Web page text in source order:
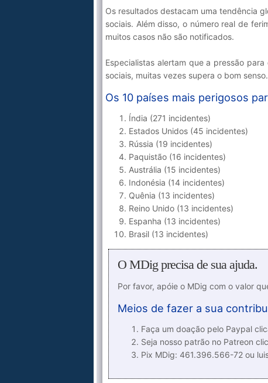
Os resultados destacam uma tendência
sociais. Além disso, o número real de
muitos casos não são notificados.
Especialistas alertam que a pressão
sociais, muitas vezes supera o bom
Os 10 países mais perigosos
Índia (271 incidentes)
Estados Unidos (45 incidentes)
Rússia (19 incidentes)
Paquistão (16 incidentes)
Austrália (15 incidentes)
Indonésia (14 incidentes)
Quênia (13 incidentes)
Reino Unido (13 incidentes)
Espanha (13 incidentes)
Brasil (13 incidentes)
O MDig precisa de sua ajuda.
Por favor, apóie o MDig com o valor
Meios de fazer a sua
Faça um doação pelo Paypal
Seja nosso patrão no Patreon
Pix MDig: 461.396.566-72 ou